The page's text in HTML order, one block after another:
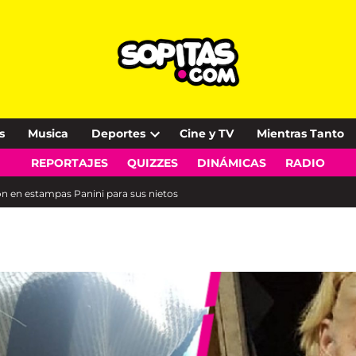
Musica Deportes
Open
dropdown
Cine y TV Mientras Tanto
REPORTAJES QUIZZES DINÁMICAS RADIO
en estampas Panini para sus nietos